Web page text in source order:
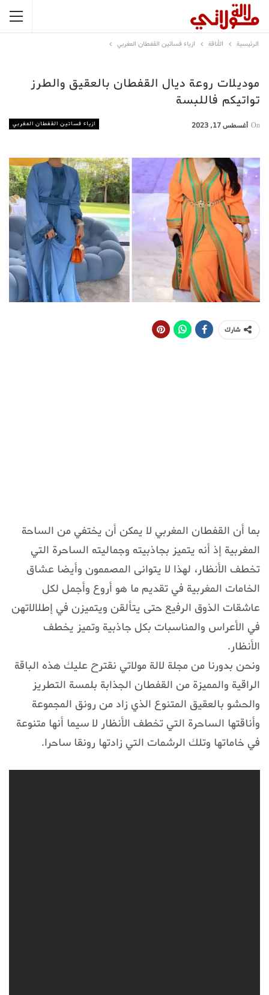
الرئيسية الأناقة ازياء فساتين القفطان المغربي
موديلات روعة ديال القفطان بالعقيق والطرز
تواتيكم فاللبسة
ازياء فساتين القفطان المغربي On أغسطس 17, 2023
شارك
بما أن القفطان المغربي لا يمكن أن يختفي من الساحة
المغربية إذ أنه يتميز بجاذبيته وجماليته الساحرة التي
تخطف الأنظار، لهذا لا يتوانى المصممون وأيضا عشاق
الخامات المغربية في تقديم ما هو أروع وأجمل لكل
عاشقات الذوق الرفيع حتى يتألقن ويتميزن في إطلالاتهن
في الأعراس والمناسبات بكل جاذبية وتميز يخطف
الأنظار.
ونحن بدورنا من مجلة لالة مولاتي نقترح عليك هذه الباقة
الراقية والمميزة من القفطان الجذابة بلمسة التطريز
والحشو بالعقيق المتنوع الذي زاد من رونق المجموعة
وأناقتها الساحرة التي تخطف الأنظار لا سيما أنها متنوعة
في خاماتها وتلك الرشمات التي زادتها رونقا ساحرا.